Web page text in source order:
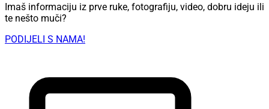
Imaš informaciju iz prve ruke, fotografiju, video, dobru ideju ili
te nešto muči?
PODIJELI S NAMA!